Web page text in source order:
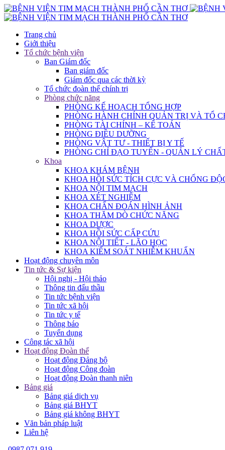
Trang chủ
Giới thiệu
Tổ chức bệnh viện
Ban Giám đốc
Ban giám đốc
Giám đốc qua các thời kỳ
Tổ chức đoàn thể chính trị
Phòng chức năng
PHÒNG KẾ HOẠCH TỔNG HỢP
PHÒNG HÀNH CHÍNH QUẢN TRỊ VÀ TỔ
PHÒNG TÀI CHÍNH – KẾ TOÁN
PHÒNG ĐIỀU DƯỠNG
PHÒNG VẬT TƯ - THIẾT BỊ Y TẾ
PHÒNG CHỈ ĐẠO TUYẾN - QUẢN LÝ
Khoa
KHOA KHÁM BỆNH
KHOA HỒI SỨC TÍCH CỰC VÀ CHỐNG
KHOA NỘI TIM MẠCH
KHOA XÉT NGHIỆM
KHOA CHẨN ĐOÁN HÌNH ẢNH
KHOA THĂM DÒ CHỨC NĂNG
KHOA DƯỢC
KHOA HỒI SỨC CẤP CỨU
KHOA NỘI TIẾT - LÃO HỌC
KHOA KIỂM SOÁT NHIỄM KHUẨN
Hoạt động chuyên môn
Tin tức & Sự kiện
Hội nghị - Hội thảo
Thông tin đấu thầu
Tin tức bệnh viện
Tin tức xã hội
Tin tức y tế
Thông báo
Tuyển dụng
Công tác xã hội
Hoạt động Đoàn thể
Hoạt động Đảng bộ
Hoạt động Công đoàn
Hoạt động Đoàn thanh niên
Bảng giá
Bảng giá dịch vụ
Bảng giá BHYT
Bảng giá không BHYT
Văn bản pháp luật
Liên hệ